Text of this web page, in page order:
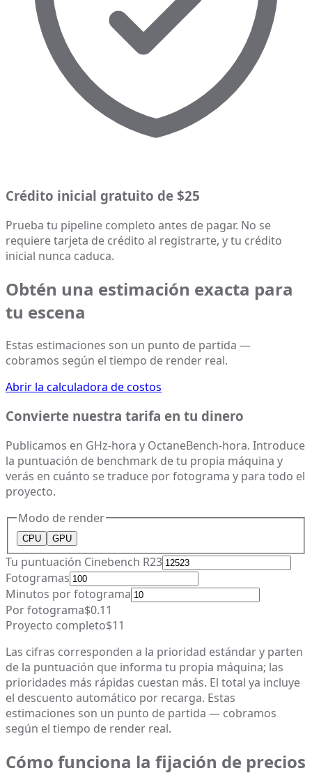
Crédito inicial gratuito de $25
Prueba tu pipeline completo antes de pagar. No se
requiere tarjeta de crédito al registrarte, y tu crédito
inicial nunca caduca.
Obtén una estimación exacta para
tu escena
Estas estimaciones son un punto de partida —
cobramos según el tiempo de render real.
Abrir la calculadora de costos
Convierte nuestra tarifa en tu dinero
Publicamos en GHz-hora y OctaneBench-hora. Introduce
la puntuación de benchmark de tu propia máquina y
verás en cuánto se traduce por fotograma y para todo el
proyecto.
Modo de render
CPU GPU
Tu puntuación Cinebench R23
Fotogramas
Minutos por fotograma
Por fotograma$0.11
Proyecto completo$11
Las cifras corresponden a la prioridad estándar y parten
de la puntuación que informa tu propia máquina; las
prioridades más rápidas cuestan más. El total ya incluye
el descuento automático por recarga. Estas
estimaciones son un punto de partida — cobramos
según el tiempo de render real.
Cómo funciona la fijación de precios